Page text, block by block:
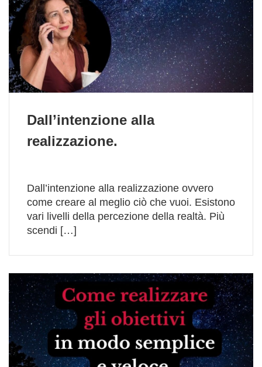
Dall’intenzione alla
realizzazione.
Dall’intenzione alla realizzazione ovvero
come creare al meglio ciò che vuoi. Esistono
vari livelli della percezione della realtà. Più
scendi […]